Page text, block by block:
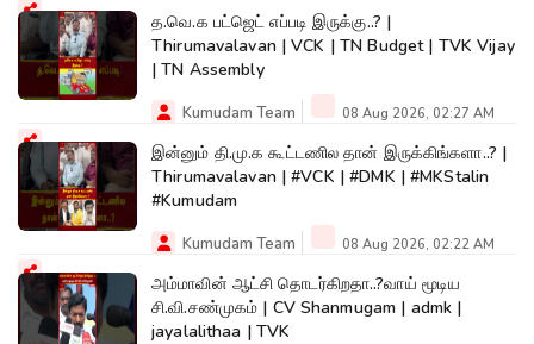
த.வெ.க பட்ஜெட் எப்படி இருக்கு..? |
Thirumavalavan | VCK | TN Budget | TVK Vijay
| TN Assembly
Kumudam Team 08 Aug 2026, 02:27 AM
இன்னும் தி.மு.க கூட்டணில தான் இருக்கிங்களா..? |
Thirumavalavan | #VCK | #DMK | #MKStalin
#Kumudam
Kumudam Team 08 Aug 2026, 02:22 AM
அம்மாவின் ஆட்சி தொடர்கிறதா..?வாய் மூடிய
சி.வி.சண்முகம் | CV Shanmugam | admk |
jayalalithaa | TVK